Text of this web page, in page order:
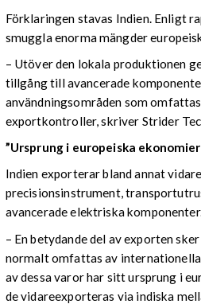
Förklaringen stavas Indien. Enligt
smuggla enorma mängder
– Utöver den lokala produktionen
tillgång till avancerade
användningsområden som
exportkontroller, skriver Strider
”Ursprung i europeiska
Indien exporterar bland annat
precisionsinstrument,
avancerade elektriska
– En betydande del av exporten
normalt omfattas av
av dessa varor har sitt ursprung i
de vidareexporteras via indiska